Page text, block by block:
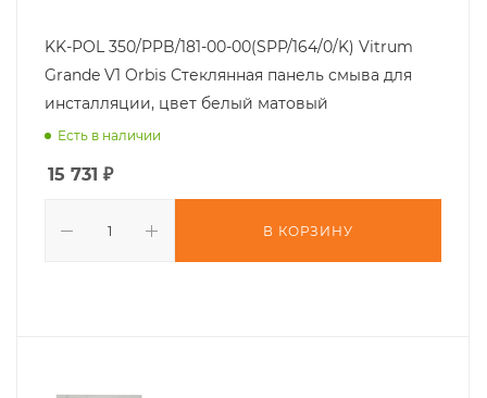
KK-POL 350/PPB/181-00-00(SPP/164/0/K) Vitrum
Grande V1 Orbis Стеклянная панель смыва для
инсталляции, цвет белый матовый
Есть в наличии
15 731 ₽
В КОРЗИНУ